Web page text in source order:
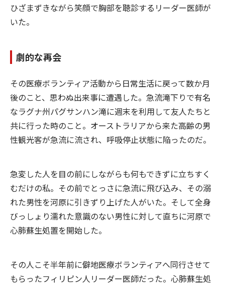
ひざまずきながら笑顔で胸部を聴診するリーダー医師が
いた。
劇的な再会
その医療ボランティア活動から日常生活に戻って数か月
後のこと、思わぬ出来事に遭遇した。急流滝下りで有名
なラグナ州パグサンハン滝に週末を利用して友人たちと
共に行った時のこと。オーストラリアから来た高齢の男
性観光客が急流に流され、呼吸停止状態に陥ったのだ。
急変した人を目の前にしながらも何もできずに立ちすく
むだけの私。その前でとっさに急流に飛び込み、その溺
れた男性を河原に引きずり上げた人がいた。そして全身
びっしょり濡れた意識のない男性に対して直ちに河原で
心肺蘇生処置を開始した。
その人こそ半年前に僻地医療ボランティアへ同行させて
もらったフィリピン人リーダー医師だった。心肺蘇生処